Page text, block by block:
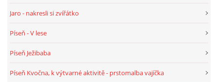
VZDĚLÁVACÍ PLÁN OD ZÁŘÍ DO ČERVNA
SMYSLOVÁ AKTIVITA
Jaro - nakresli si zvířátko
Píseň - V lese
Píseň Ježibaba
Píseň Kvočna, k výtvarné aktivitě - prstomalba vajíčka